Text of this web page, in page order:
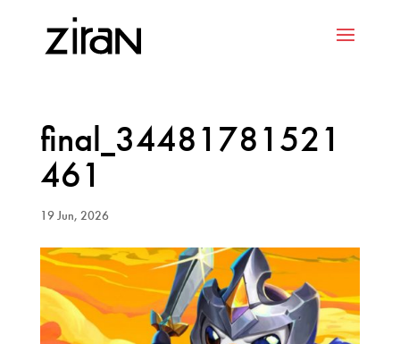
final_34481781521
461
19 Jun, 2026